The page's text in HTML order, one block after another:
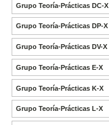
Grupo Teoría-Prácticas DC-X
Grupo Teoría-Prácticas DP-X
Grupo Teoría-Prácticas DV-X
Grupo Teoría-Prácticas E-X
Grupo Teoría-Prácticas K-X
Grupo Teoría-Prácticas L-X